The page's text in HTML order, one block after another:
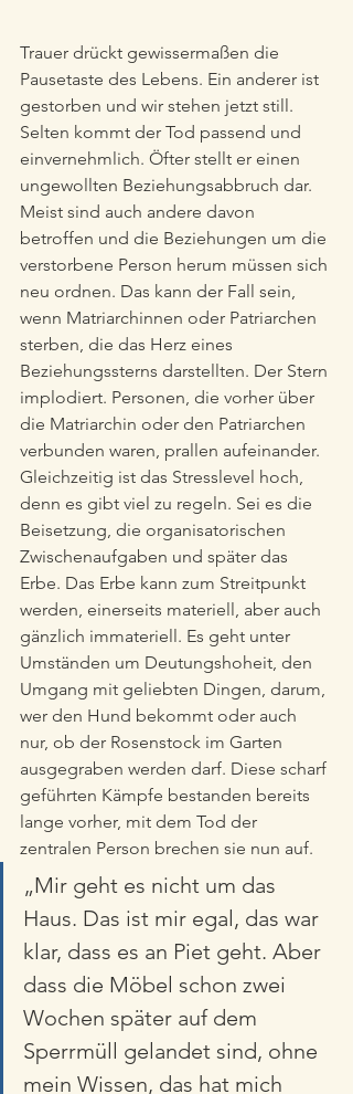
Trauer drückt gewissermaßen die
Pausetaste des Lebens. Ein anderer ist
gestorben und wir stehen jetzt still.
Selten kommt der Tod passend und
einvernehmlich. Öfter stellt er einen
ungewollten Beziehungsabbruch dar.
Meist sind auch andere davon
betroffen und die Beziehungen um die
verstorbene Person herum müssen sich
neu ordnen. Das kann der Fall sein,
wenn Matriarchinnen oder Patriarchen
sterben, die das Herz eines
Beziehungssterns darstellten. Der Stern
implodiert. Personen, die vorher über
die Matriarchin oder den Patriarchen
verbunden waren, prallen aufeinander.
Gleichzeitig ist das Stresslevel hoch,
denn es gibt viel zu regeln. Sei es die
Beisetzung, die organisatorischen
Zwischenaufgaben und später das
Erbe. Das Erbe kann zum Streitpunkt
werden, einerseits materiell, aber auch
gänzlich immateriell. Es geht unter
Umständen um Deutungshoheit, den
Umgang mit geliebten Dingen, darum,
wer den Hund bekommt oder auch
nur, ob der Rosenstock im Garten
ausgegraben werden darf. Diese scharf
geführten Kämpfe bestanden bereits
lange vorher, mit dem Tod der
zentralen Person brechen sie nun auf.
„Mir geht es nicht um das
Haus. Das ist mir egal, das war
klar, dass es an Piet geht. Aber
dass die Möbel schon zwei
Wochen später auf dem
Sperrmüll gelandet sind, ohne
mein Wissen, das hat mich